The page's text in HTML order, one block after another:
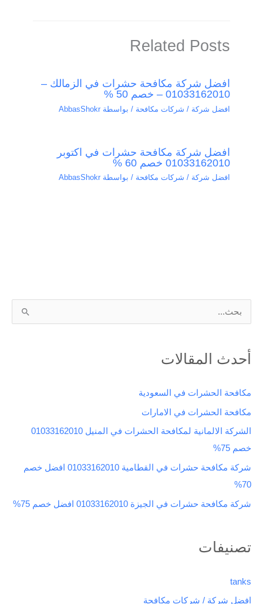
Related Posts
افضل شركة مكافحة حشرات في الزمالك –
01033162010 – خصم 50 %
افضل شركة / شركات مكافحة / بواسطة AbbasShokr
افضل شركة مكافحة حشرات في اكتوبر
01033162010 خصم 60 %
افضل شركة / شركات مكافحة / بواسطة AbbasShokr
ب
ح
ن
:
أحدث المقالات
مكافحة الحشرات في السعودية
مكافحة الحشرات في الامارات
الشركة الالمانية لمكافحة الحشرات في المنيل 01033162010
خصم 75%
شركة مكافحة حشرات في القطامية 01033162010 افضل خصم
70%
شركة مكافحة حشرات في الجيزة 01033162010 افضل خصم 75%
تصنيفات
tanks
افضل شركة / شركات مكافحة